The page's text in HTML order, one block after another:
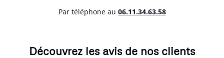
Par téléphone au 06.11.34.63.58
Découvrez les avis de nos clients